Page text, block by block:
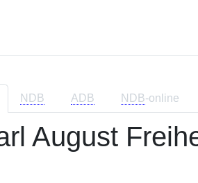
NDB ADB NDB-online
August